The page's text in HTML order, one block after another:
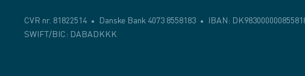
CVR nr. 81822514 Danske Bank 4073 8558183
IBAN:
SWIFT/BIC: DABADKKK